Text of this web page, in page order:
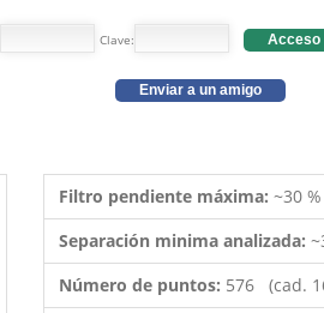
Clave: Acceso
Enviar a un amigo
Filtro pendiente máxima: ~30 %
Separación minima analizada:
Número de puntos: 576 (cad.